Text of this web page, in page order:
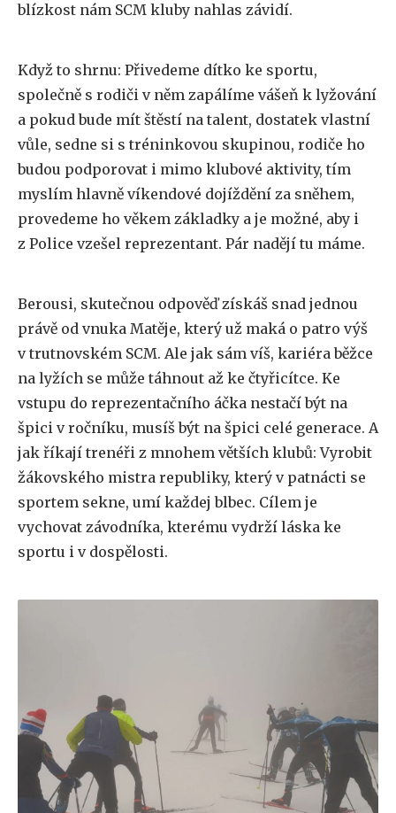
blízkost nám SCM kluby nahlas závidí.
Když to shrnu: Přivedeme dítko ke sportu,
společně s rodiči v něm zapálíme vášeň k lyžování
a pokud bude mít štěstí na talent, dostatek vlastní
vůle, sedne si s tréninkovou skupinou, rodiče ho
budou podporovat i mimo klubové aktivity, tím
myslím hlavně víkendové dojíždění za sněhem,
provedeme ho věkem základky a je možné, aby i
z Police vzešel reprezentant. Pár nadějí tu máme.
Berousi, skutečnou odpověď získáš snad jednou
právě od vnuka Matěje, který už maká o patro výš
v trutnovském SCM. Ale jak sám víš, kariéra běžce
na lyžích se může táhnout až ke čtyřicítce. Ke
vstupu do reprezentačního áčka nestačí být na
špici v ročníku, musíš být na špici celé generace. A
jak říkají trenéři z mnohem větších klubů: Vyrobit
žákovského mistra republiky, který v patnácti se
sportem sekne, umí každej blbec. Cílem je
vychovat závodníka, kterému vydrží láska ke
sportu i v dospělosti.